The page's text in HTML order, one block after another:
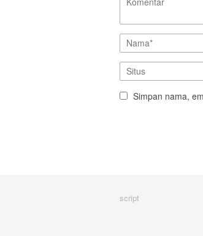
Simpan nama,
script